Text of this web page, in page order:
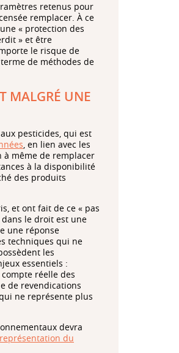
retenus pour
remplacer. À ce
« protection des
» et être
le risque de
de méthodes de
MALGRÉ UNE
pesticides, qui est
, en lien avec les
même de remplacer
à la disponibilité
des produits
et ont fait de ce « pas
le droit est une
une réponse
techniques qui ne
les
essentiels :
réelle des
de revendications
ne représente plus
devra
du